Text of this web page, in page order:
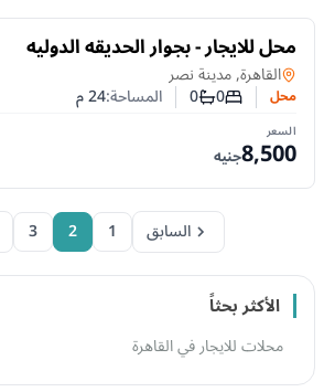
للايجار
محل للايجار - بجوار الحديقه الدوليه
محلفي
القاهرة, مدينة نصر
محل عدد غرف النوم
0عدد الحمامات
0 المساحة:24م
السعر
8,500جنيه
السابق 1
2
3
الأكثر بحثاً
محلات للايجار في القاهرة